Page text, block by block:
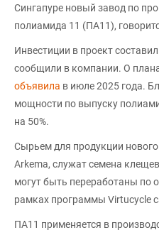
Сингапуре новый завод по
полиамида 11 (ПА11),
Инвестиции в проект
сообщили в компании. О
объявила в июле 2025 года.
мощности по выпуску
на 50%.
Сырьем для продукции
Arkema, служат семена
могут быть переработаны по
рамках программы Virtucycle
ПА11 применяется в